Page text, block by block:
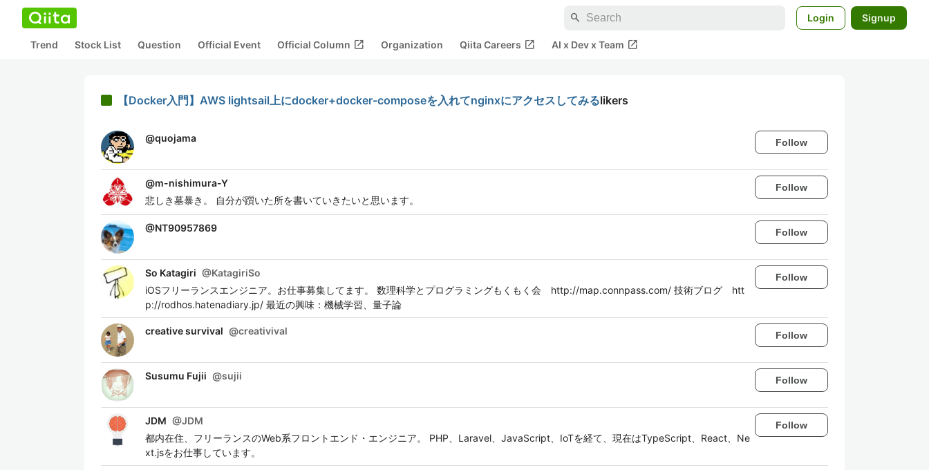
search Login Signup
Trend Stock List Question Official Event Official Column open_in_new Organization Qiita Careers open_in_new AI x Dev x Team open_in_new
【Docker入門】AWS lightsail上にdocker+docker-composeを入れてnginxにアクセスしてみるlikers
@quojama Follow
@m-nishimura-Y
悲しき墓暴き。 自分が躓いた所を書いていきたいと思います。
Follow
@NT90957869 Follow
So Katagiri @KatagiriSo
iOSフリーランスエンジニア。お仕事募集してます。 数理科学とプログラミングもくもく会 http://map.connpass.com/ 技術ブログ htt
p://rodhos.hatenadiary.jp/ 最近の興味：機械学習、量子論
Follow
creative survival @creativival Follow
Susumu Fujii @sujii Follow
JDM @JDM
都内在住、フリーランスのWeb系フロントエンド・エンジニア。 PHP、Laravel、JavaScript、IoTを経て、現在はTypeScript、React、Ne
xt.jsをお仕事しています。
Follow